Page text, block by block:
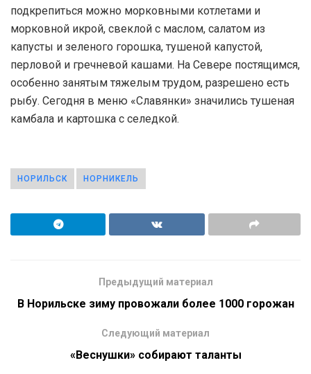
подкрепиться можно морковными котлетами и
морковной икрой, свеклой с маслом, салатом из
капусты и зеленого горошка, тушеной капустой,
перловой и гречневой кашами. На Севере постящимся,
особенно занятым тяжелым трудом, разрешено есть
рыбу. Сегодня в меню «Славянки» значились тушеная
камбала и картошка с селедкой.
НОРИЛЬСК НОРНИКЕЛЬ
Предыдущий материал
В Норильске зиму провожали более 1000 горожан
Следующий материал
«Веснушки» собирают таланты